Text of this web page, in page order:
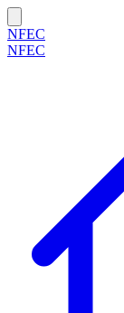
NFEC
NFEC